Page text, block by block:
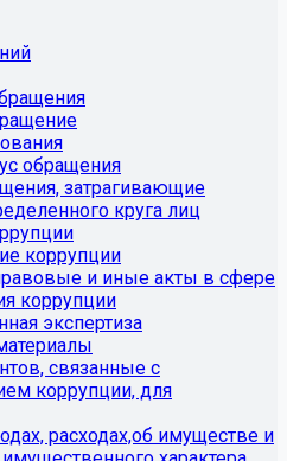
обращения
затрагивающие
круга лиц
коррупции
и иные акты в сфере
коррупции
экспертиза
связанные с
коррупции, для
расходах,об имуществе и